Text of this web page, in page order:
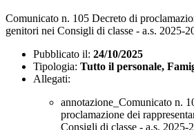
Comunicato n. 105 Decreto di
genitori nei Consigli di classe - a.s. 2025-
Pubblicato il: 24/10/2025
Tipologia: Tutto il personale,
Allegati:
annotazione_Comunicato n.
proclamazione dei
Consigli di classe - a.s. 2025-